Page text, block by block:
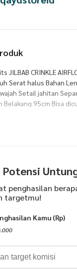
JILBAB CRINKLE
Serat halus Bahan
Setail jahitan
Belakang 95cm Bisa
penghasilan
targetmu!
Kamu (Rp)